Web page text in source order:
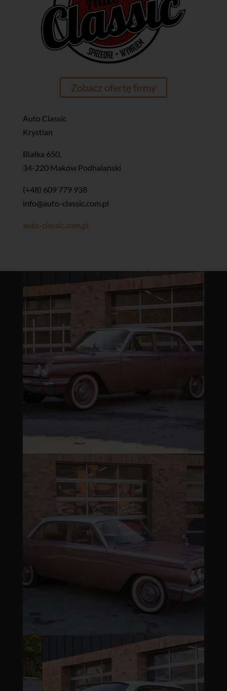
Zobacz ofertę firmy
Auto Classic
Krystian
Białka 650,
34-220 Maków Podhalański
(+48) 609 779 938
info@auto-classic.com.pl
auto-classic.com.pl